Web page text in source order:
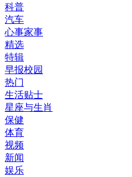
科普
汽车
心事家事
精选
特辑
早报校园
热门
生活贴士
星座与生肖
保健
体育
视频
新闻
娱乐